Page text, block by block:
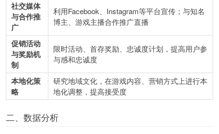
社交媒体
与合作推
广
利用Facebook、Instagram等平台宣传；与知名
博主、游戏主播合作推广直播
促销活动
与奖励机
制
限时活动、首存奖励、忠诚度计划，提高用户参
与感和忠诚度
本地化策
略
研究地域文化，在游戏内容、营销方式上进行本
地化调整，提高接受度
二、数据分析